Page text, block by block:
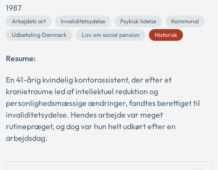
1987
Arbejdets art Invaliditetsydelse Psykisk lidelse
Kommunal
Udbetaling Danmark
Lov om social pension Historisk
Resume:
En 41-årig kvindelig kontorassistent, der efter et
kranietraume led af intellektuel reduktion og
personlighedsmæssige ændringer, fandtes berettiget til
invaliditetsydelse. Hendes arbejde var meget
rutinepræget, og dog var hun helt udkørt efter en
arbejdsdag.